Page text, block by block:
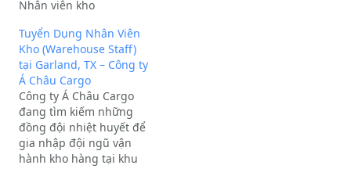
Nhân viên kho
Associate).Yêu cầu công
việc:Có sức khỏe tốt,
nhanh nhẹn, chịu khó.Có
khả năng nâng vật nặng
từ 50 lbs trở lên.Giao tiếp
tiếng Anh cơ bản.Biết sử
dụng…
Tuyển Dụng Nhân Viên
Kho (Warehouse Staff)
tại Garland, TX – Công ty
Á Châu Cargo
Công ty Á Châu Cargo
đang tìm kiếm những
đồng đội nhiệt huyết để
gia nhập đội ngũ vận
hành kho hàng tại khu